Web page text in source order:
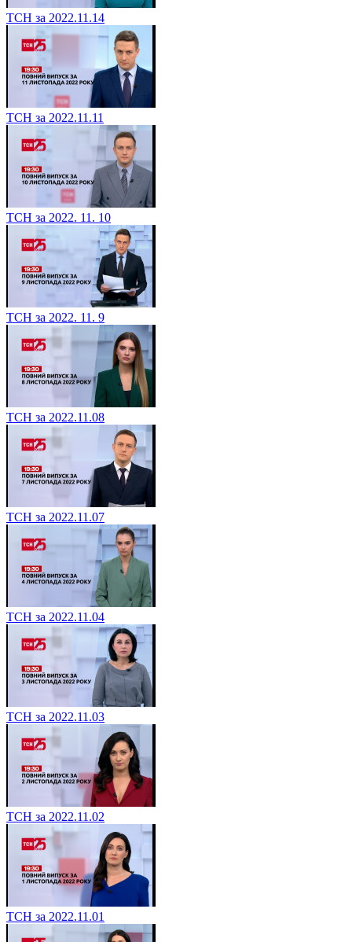
ТСН за 2022.11.14
ТСН за 2022.11.11
ТСН за 2022. 11. 10
ТСН за 2022. 11. 9
ТСН за 2022.11.08
ТСН за 2022.11.07
ТСН за 2022.11.04
ТСН за 2022.11.03
ТСН за 2022.11.02
ТСН за 2022.11.01